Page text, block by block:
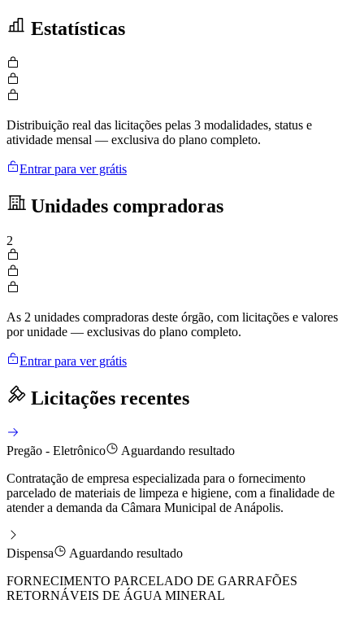
Estatísticas
Distribuição real das licitações pelas 3 modalidades, status e
atividade mensal — exclusiva do plano completo.
Entrar para ver grátis
Unidades compradoras
2
As 2 unidades compradoras deste órgão, com licitações e valores
por unidade — exclusivas do plano completo.
Entrar para ver grátis
Licitações recentes
Pregão - Eletrônico
Aguardando resultado
Contratação de empresa especializada para o fornecimento
parcelado de materiais de limpeza e higiene, com a finalidade de
atender a demanda da Câmara Municipal de Anápolis.
Dispensa
Aguardando resultado
FORNECIMENTO PARCELADO DE GARRAFÕES
RETORNÁVEIS DE ÁGUA MINERAL